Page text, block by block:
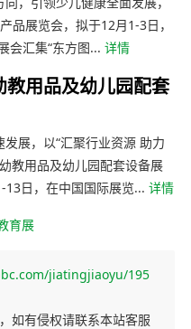
品展览会，拟于12月1-3日，
会汇集“东方图... 详情
用品及幼儿园配套
展，以“汇聚行业资源 助力
教用品及幼儿园配套设备展
13日，在中国国际展览... 详情
育展
jiatingjiaoyu/195
如有侵权请联系本站客服